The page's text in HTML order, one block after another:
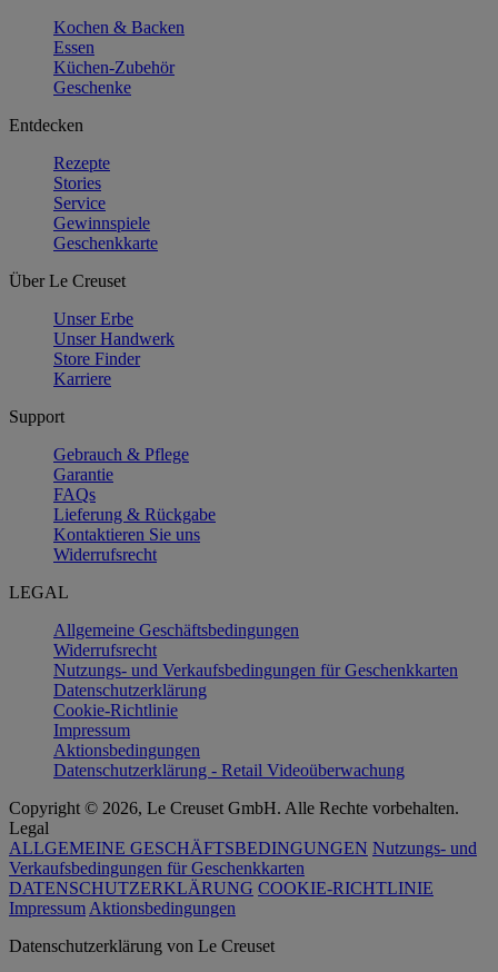
Kochen & Backen
Essen
Küchen-Zubehör
Geschenke
Entdecken
Rezepte
Stories
Service
Gewinnspiele
Geschenkkarte
Über Le Creuset
Unser Erbe
Unser Handwerk
Store Finder
Karriere
Support
Gebrauch & Pflege
Garantie
FAQs
Lieferung & Rückgabe
Kontaktieren Sie uns
Widerrufsrecht
LEGAL
Allgemeine Geschäftsbedingungen
Widerrufsrecht
Nutzungs- und Verkaufsbedingungen für Geschenkkarten
Datenschutzerklärung
Cookie-Richtlinie
Impressum
Aktionsbedingungen
Datenschutzerklärung - Retail Videoüberwachung
Copyright © 2026, Le Creuset GmbH. Alle Rechte vorbehalten.
Legal
ALLGEMEINE GESCHÄFTSBEDINGUNGEN Nutzungs- und
Verkaufsbedingungen für Geschenkkarten
DATENSCHUTZERKLÄRUNG COOKIE-RICHTLINIE
Impressum Aktionsbedingungen
Datenschutz­erklärung von Le Creuset